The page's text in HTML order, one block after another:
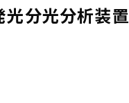
分光分析装置